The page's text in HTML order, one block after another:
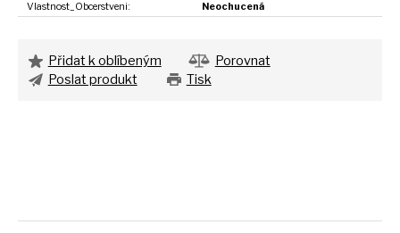
Vlastnost_Obcerstveni:
Neochucená
Přidat k oblíbeným
Porovnat
Poslat produkt
Tisk